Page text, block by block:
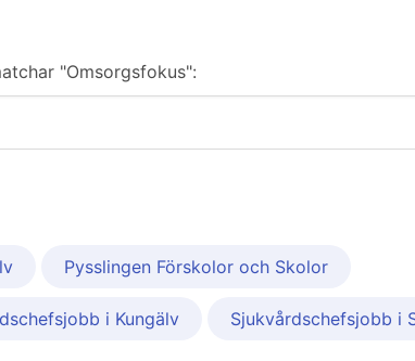
"Omsorgsfokus":
Pysslingen Förskolor och Skolor
i Kungälv Sjukvårdschefsjobb i